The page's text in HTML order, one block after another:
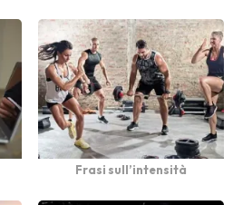
Frasi sull’intensità